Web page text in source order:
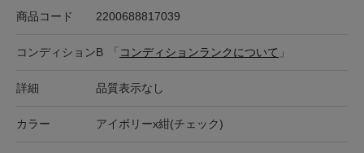
商品コード 2200688817039
コンディションB 「 コンディションランクについて 」
詳細 品質表示なし
カラー アイボリーx紺(チェック)